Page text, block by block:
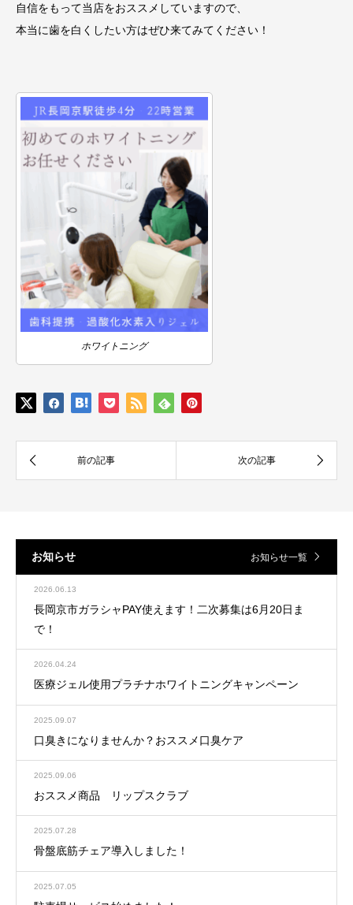
自信をもって当店をおススメしていますので、
本当に歯を白くしたい方はぜひ来てみてください！
ホワイトニング
お知らせ お知らせ一覧
2026.06.13
長岡京市ガラシャPAY使えます！二次募集は6月20日ま
で！
2026.04.24
医療ジェル使用プラチナホワイトニングキャンペーン
2025.09.07
口臭きになりませんか？おススメ口臭ケア
2025.09.06
おススメ商品 リップスクラブ
2025.07.28
骨盤底筋チェア導入しました！
2025.07.05